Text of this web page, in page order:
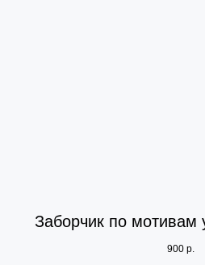
Заборчик по мотивам
900 р.